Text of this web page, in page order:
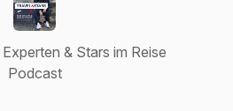
Experten & Stars im Reise
Podcast